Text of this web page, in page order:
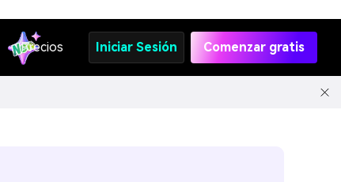
Precios Iniciar Sesión Comenzar gratis